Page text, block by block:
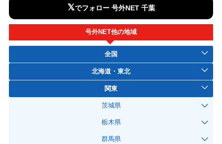
𝕏でフォロー 号外NET 千葉
号外NET他の地域
全国
北海道・東北
関東
茨城県
栃木県
群馬県